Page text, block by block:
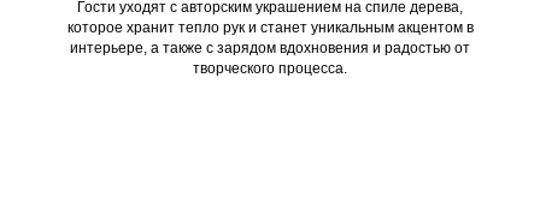
Гости уходят с авторским украшением на спиле дерева,
которое хранит тепло рук и станет уникальным акцентом в
интерьере, а также с зарядом вдохновения и радостью от
творческого процесса.